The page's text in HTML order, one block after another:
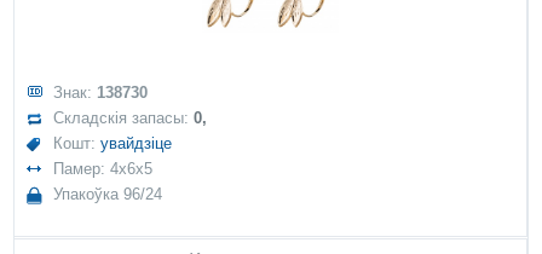
Знак: 138730
Складскія запасы:0,
Кошт:увайдзіце
Памер: 4x6x5
Упакоўка 96/24